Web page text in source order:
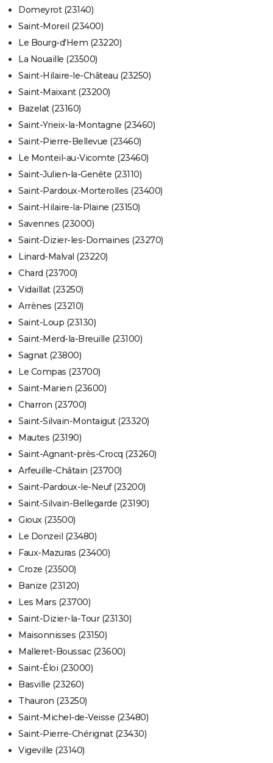
Domeyrot (23140)
Saint-Moreil (23400)
Le Bourg-d'Hem (23220)
La Nouaille (23500)
Saint-Hilaire-le-Château (23250)
Saint-Maixant (23200)
Bazelat (23160)
Saint-Yrieix-la-Montagne (23460)
Saint-Pierre-Bellevue (23460)
Le Monteil-au-Vicomte (23460)
Saint-Julien-la-Genête (23110)
Saint-Pardoux-Morterolles (23400)
Saint-Hilaire-la-Plaine (23150)
Savennes (23000)
Saint-Dizier-les-Domaines (23270)
Linard-Malval (23220)
Chard (23700)
Vidaillat (23250)
Arrènes (23210)
Saint-Loup (23130)
Saint-Merd-la-Breuille (23100)
Sagnat (23800)
Le Compas (23700)
Saint-Marien (23600)
Charron (23700)
Saint-Silvain-Montaigut (23320)
Mautes (23190)
Saint-Agnant-près-Crocq (23260)
Arfeuille-Châtain (23700)
Saint-Pardoux-le-Neuf (23200)
Saint-Silvain-Bellegarde (23190)
Gioux (23500)
Le Donzeil (23480)
Faux-Mazuras (23400)
Croze (23500)
Banize (23120)
Les Mars (23700)
Saint-Dizier-la-Tour (23130)
Maisonnisses (23150)
Malleret-Boussac (23600)
Saint-Éloi (23000)
Basville (23260)
Thauron (23250)
Saint-Michel-de-Veisse (23480)
Saint-Pierre-Chérignat (23430)
Vigeville (23140)